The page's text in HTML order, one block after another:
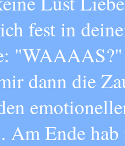
fest in
"WAAAAS?"
dann die
Am Ende